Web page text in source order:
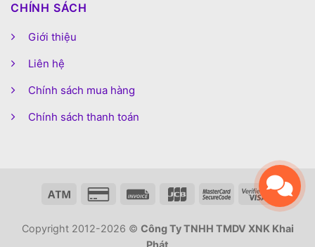
CHÍNH SÁCH
Giới thiệu
Liên hệ
Chính sách mua hàng
Chính sách thanh toán
Copyright 2012-2026 © Công Ty TNHH TMDV XNK Khai